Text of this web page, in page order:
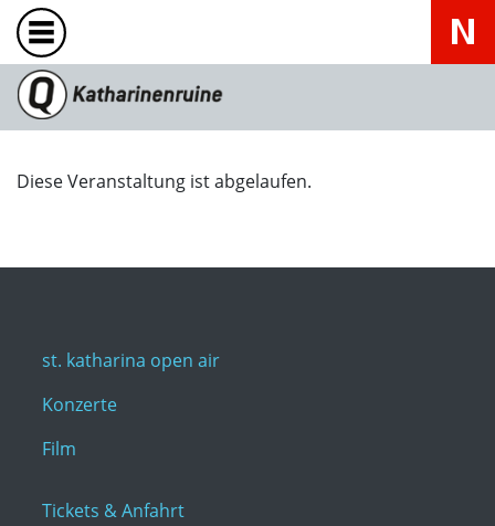
Diese Veranstaltung ist abgelaufen.
st. katharina open air
Konzerte
Film
Tickets & Anfahrt